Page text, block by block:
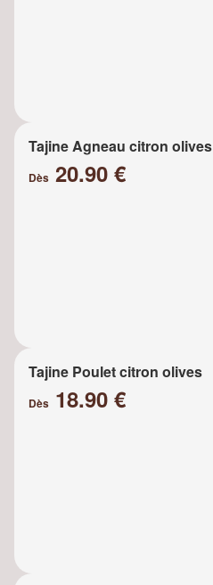
Tajine Agneau citron olives
Dès 20.90 €
Tajine Poulet citron olives
Dès 18.90 €